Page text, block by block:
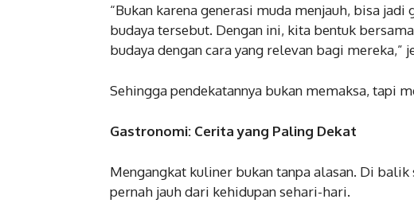
“Bukan karena generasi muda menjauh, bisa
budaya tersebut. Dengan ini, kita bentuk
budaya dengan cara yang relevan bagi mereka,”
Sehingga pendekatannya bukan memaksa, tapi
Gastronomi: Cerita yang Paling Dekat
Mengangkat kuliner bukan tanpa alasan. Di
pernah jauh dari kehidupan sehari-hari.